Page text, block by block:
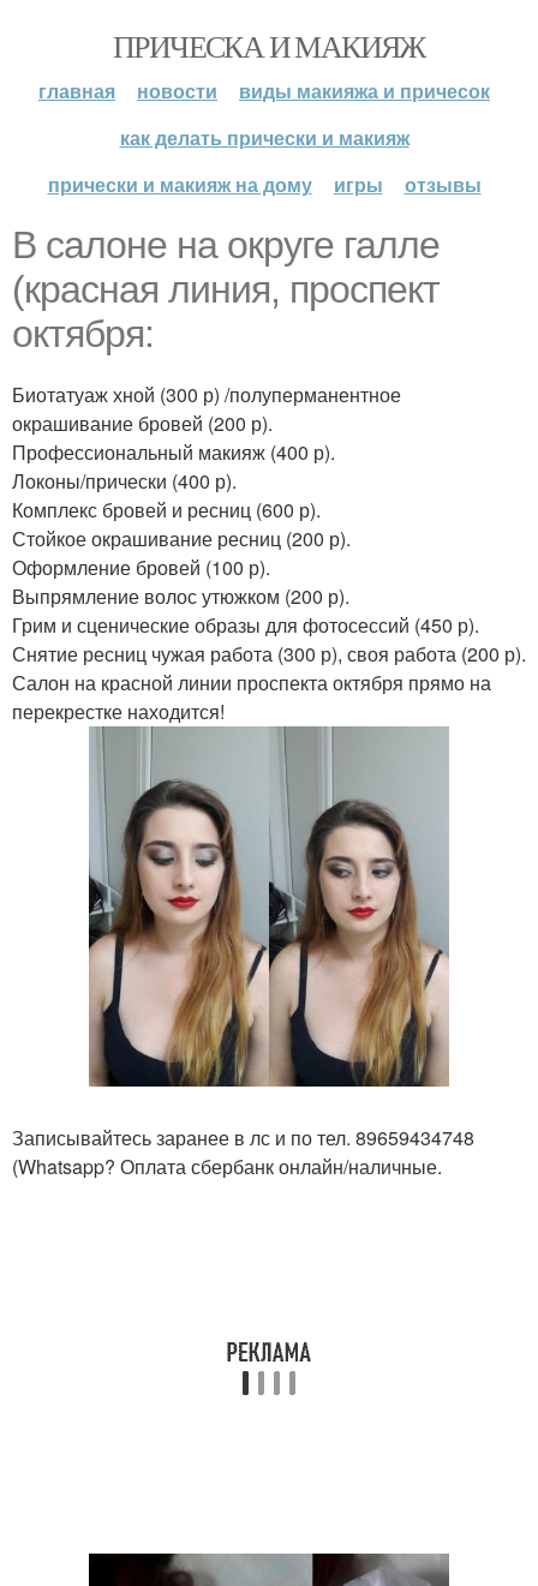
ПРИЧЕСКА И МАКИЯЖ
главная новости
виды макияжа и причесок
как делать прически и макияж
прически и макияж на дому
игры отзывы
В салоне на округе галле
(красная линия, проспект
октября:
Биотатуаж хной (300 р) /полуперманентное
окрашивание бровей (200 р).
Профессиональный макияж (400 р).
Локоны/прически (400 р).
Комплекс бровей и ресниц (600 р).
Стойкое окрашивание ресниц (200 р).
Оформление бровей (100 р).
Выпрямление волос утюжком (200 р).
Грим и сценические образы для фотосессий (450 р).
Снятие ресниц чужая работа (300 р), своя работа (200 р).
Салон на красной линии проспекта октября прямо на
перекрестке находится!
Записывайтесь заранее в лс и по тел. 89659434748
(Whatsapp? Оплата сбербанк онлайн/наличные.